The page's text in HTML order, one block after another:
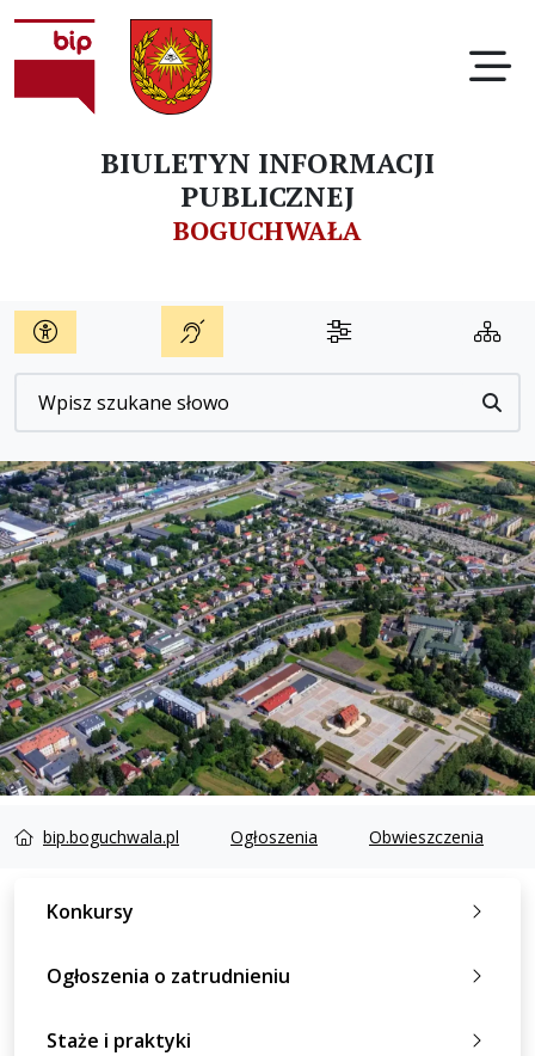
Wyszukiwarka
BIULETYN INFORMACJI
PUBLICZNEJ
BOGUCHWAŁA
bip.boguchwala.pl Ogłoszenia Obwieszczenia
Konkursy
Ogłoszenia o zatrudnieniu
Staże i praktyki